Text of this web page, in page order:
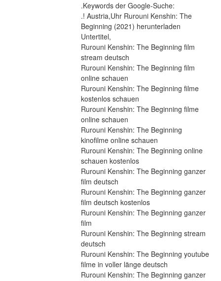
.Keywords der Google-Suche:
.! Austria,Uhr Rurouni Kenshin: The
Beginning (2021) herunterladen
Untertitel,
Rurouni Kenshin: The Beginning film
stream deutsch
Rurouni Kenshin: The Beginning film
online schauen
Rurouni Kenshin: The Beginning filme
kostenlos schauen
Rurouni Kenshin: The Beginning filme
online schauen
Rurouni Kenshin: The Beginning
kinofilme online schauen
Rurouni Kenshin: The Beginning online
schauen kostenlos
Rurouni Kenshin: The Beginning ganzer
film deutsch
Rurouni Kenshin: The Beginning ganzer
film deutsch kostenlos
Rurouni Kenshin: The Beginning ganzer
film
Rurouni Kenshin: The Beginning stream
deutsch
Rurouni Kenshin: The Beginning youtube
filme in voller länge deutsch
Rurouni Kenshin: The Beginning ganzer